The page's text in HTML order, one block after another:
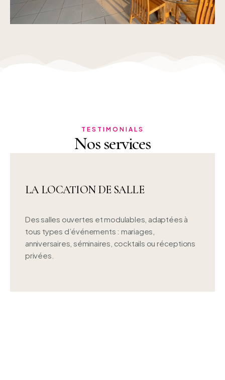
TESTIMONIALS
Nos services
LA LOCATION DE SALLE
Des salles ouvertes et modulables, adaptées à
tous types d’événements : mariages,
anniversaires, séminaires, cocktails ou réceptions
privées.